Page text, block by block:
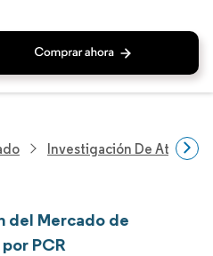
Investigación De
del Mercado de
PCR